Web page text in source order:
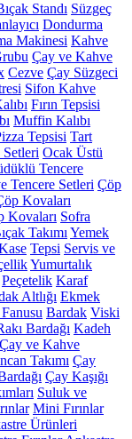
Standı Süzgeç
Dondurma
Makinesi Kahve
Çay ve Kahve
Cezve Çay Süzgeci
Sifon Kahve
Fırın Tepsisi
Muffin Kalıbı
Tepsisi Tart
Setleri Ocak Üstü
Tencere
Tencere Setleri Çöp
Kovaları
Kovaları Sofra
Takımı Yemek
Tepsi Servis ve
Yumurtalık
Peçetelik Karaf
Altlığı Ekmek
Bardak Viski
Bardağı Kadeh
Çay ve Kahve
Takımı Çay
Çay Kaşığı
Suluk ve
Mini Fırınlar
Ürünleri